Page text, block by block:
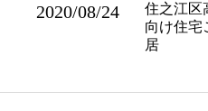
2020/08/24
住之江区
向け住宅
居